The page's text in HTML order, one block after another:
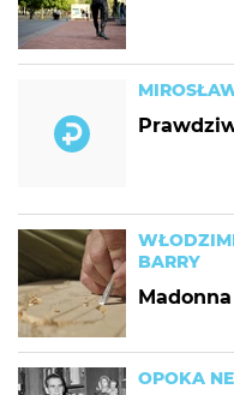
BARRY
OPOKA